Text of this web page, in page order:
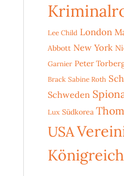
Lee Child London
Abbott New York
Garnier Peter
Brack Sabine Roth
Schweden
Lux Südkorea
USA
Königreich